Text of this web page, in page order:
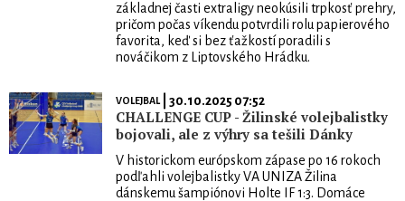
základnej časti extraligy neokúsili trpkosť prehry,
pričom počas víkendu potvrdili rolu papierového
favorita, keď si bez ťažkostí poradili s
nováčikom z Liptovského Hrádku.
VOLEJBAL| 30.10.2025 07:52
CHALLENGE CUP - Žilinské volejbalistky
bojovali, ale z výhry sa tešili Dánky
V historickom európskom zápase po 16 rokoch
podľahli volejbalistky VA UNIZA Žilina
dánskemu šampiónovi Holte IF 1:3. Domáce